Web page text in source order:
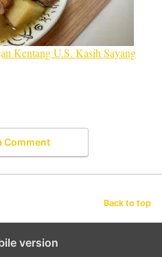
Kentang U.S. Kasih Sayang
Comment
Back to top
version